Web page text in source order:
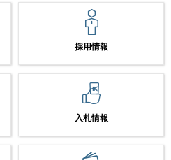
採用情報
入札情報